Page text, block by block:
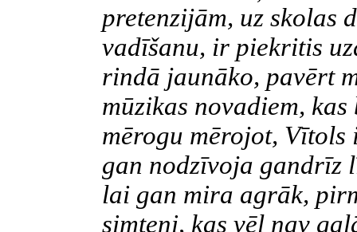
pretenzijām, uz skolas
vadīšanu, ir piekritis
rindā jaunāko, pavērt
mūzikas novadiem,
mērogu mērojot,
gan nodzīvoja gandrīz
lai gan mira agrāk,
simteni, kas vēl nav